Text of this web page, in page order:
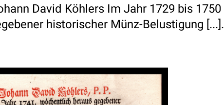
David Köhlers Im Jahr 1729 bis 1750
historischer Münz-Belustigung [...].